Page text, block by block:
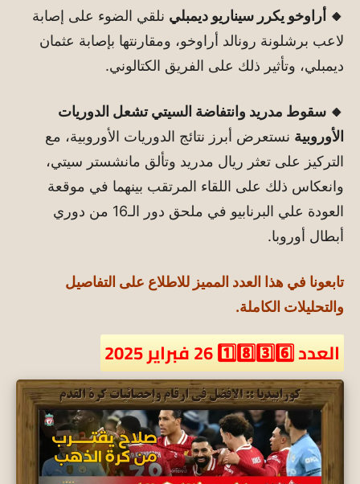
🔸 أراوخو يكرر سيناريو ديمبلي نلقي الضوء على إصابة
لاعب برشلونة رونالد أراوخو، ومقارنتها بإصابة عثمان
ديمبلي، وتأثير ذلك على الفريق الكتالوني.
🔸 سقوط مدريد وانتفاضة السيتي تشعل الدوريات
الأوروبية نستعرض أبرز نتائج الدوريات الأوروبية، مع
التركيز على تعثر ريال مدريد وتألق مانشستر سيتي،
وانعكاس ذلك على اللقاء المرتقب بينهما في موقعة
العودة علي البرنابيو في ملحق دور الـ16 من دوري
أبطال أوروبا.
تابعونا في هذا العدد المميز للاطلاع على التفاصيل
والتحليلات الكاملة.
العدد 1️⃣8️⃣3️⃣6️⃣ 26 فبراير 2025